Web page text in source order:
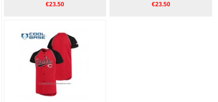
€23.50 €23.50